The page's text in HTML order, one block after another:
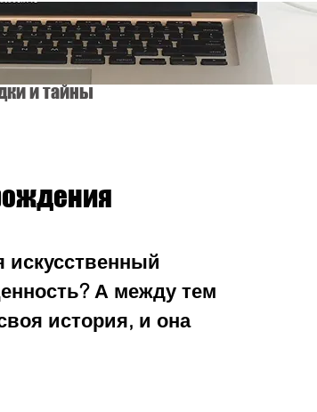
и тайны
искусственный
А между тем
история, и она